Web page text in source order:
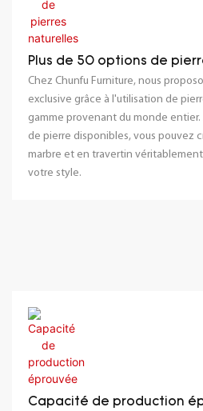
Plus de 50 options de
Chez Chunfu Furniture, nous
exclusive grâce à l'utilisation de
gamme provenant du monde
de pierre disponibles, vous pouvez
marbre et en travertin
votre style.
Capacité de production